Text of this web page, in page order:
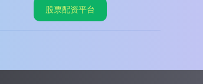
股票配资平台